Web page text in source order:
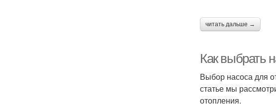
читать дальше →
Как выбрать
Выбор насоса для
статье мы
отопления.